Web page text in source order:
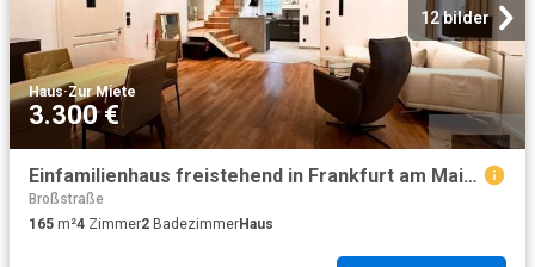
12 bilder
Haus·Zur Miete
3.300 €
Einfamilienhaus freistehend in Frankfurt am Main Sachsenhausen Nord
Broßstraße
165 m²4 Zimmer2 BadezimmerHaus